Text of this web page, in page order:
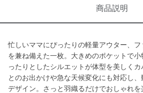
商品説明
忙しいママにぴったりの軽量アウター、
を兼ね備えた一枚。大きめのポケットで
ったりとしたシルエットが体型を美しく
とのお出かけや急な天候変化にも対応し
デザイン。さっと羽織るだけでおしゃれ